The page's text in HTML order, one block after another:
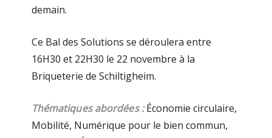
demain.
Ce Bal des Solutions se déroulera entre
16H30 et 22H30 le 22 novembre à la
Briqueterie de Schiltigheim.
Thématiques abordées :Économie circulaire,
Mobilité, Numérique pour le bien commun,